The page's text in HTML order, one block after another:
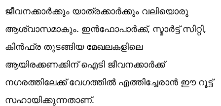
ജീവനക്കാർക്കും യാത്രക്കാർക്കും വലിയൊരു
ആശ്വാസമാകും. ഇൻഫോപാർക്ക്, സ്മാർട്ട് സിറ്റി,
കിൻഫ്ര തുടങ്ങിയ മേഖലകളിലെ
ആയിരക്കണക്കിന് ഐടി ജീവനക്കാർക്ക്
നഗരത്തിലേക്ക് വേഗത്തിൽ എത്തിച്ചേരാൻ ഈ റൂട്ട്
സഹായിക്കുന്നതാണ്.